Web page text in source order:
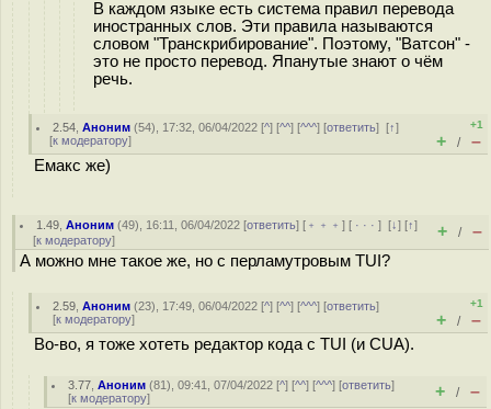
В каждом языке есть система правил перевода
иностранных слов. Эти правила называются
словом "Транскрибирование". Поэтому, "Ватсон" -
это не просто перевод. Япанутые знают о чём
речь.
2.54 ,Аноним (54), 17:32, 06/04/2022 [^] [^^] [^^^] [ответить][↑]
[к модератору]
+1
+ / –
Емакс же)
1.49 ,Аноним (49), 16:11, 06/04/2022 [ответить] [ ﹢﹢﹢] [ · · ·][↓] [↑]
[к модератору] + / –
А можно мне такое же, но с перламутровым TUI?
2.59 ,Аноним (23), 17:49, 06/04/2022 [^] [^^] [^^^] [ответить]
[к модератору]
+1
+ / –
Во-во, я тоже хотеть редактор кода с TUI (и CUA).
3.77 ,Аноним (81), 09:41, 07/04/2022 [^] [^^] [^^^] [ответить]
[к модератору] + / –